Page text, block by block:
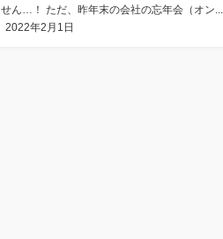
せん…！ ただ、昨年末の会社の忘年会（オン...
2022年2月1日